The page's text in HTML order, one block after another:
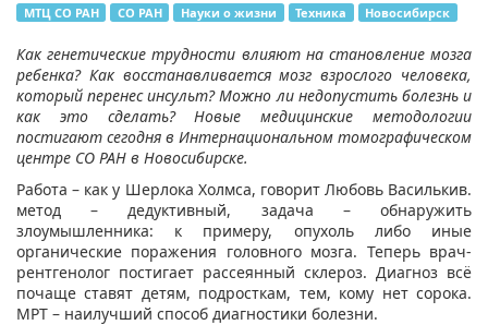
МТЦ СО РАН СО РАН Науки о жизни Техника Новосибирск
Как генетические трудности влияют на становление мозга
ребенка? Как восстанавливается мозг взрослого человека,
который перенес инсульт? Можно ли недопустить болезнь и
как это сделать? Новые медицинские методологии
постигают сегодня в Интернациональном томографическом
центре СО РАН в Новосибирске.
Работа – как у Шерлока Холмса, говорит Любовь Василькив.
метод – дедуктивный, задача – обнаружить
злоумышленника: к примеру, опухоль либо иные
органические поражения головного мозга. Теперь врач-
рентгенолог постигает рассеянный склероз. Диагноз всё
почаще ставят детям, подросткам, тем, кому нет сорока.
МРТ – наилучший способ диагностики болезни.